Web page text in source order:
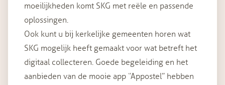
moeilijkheden komt SKG met reële en passende
oplossingen.
Ook kunt u bij kerkelijke gemeenten horen wat
SKG mogelijk heeft gemaakt voor wat betreft het
digitaal collecteren. Goede begeleiding en het
aanbieden van de mooie app “Appostel” hebben